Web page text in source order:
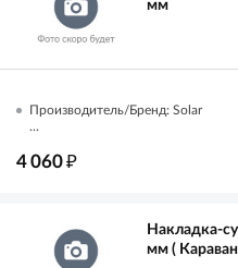
мм
Производитель/Бренд: Solar
...
4 060₽
Накладка-
мм (